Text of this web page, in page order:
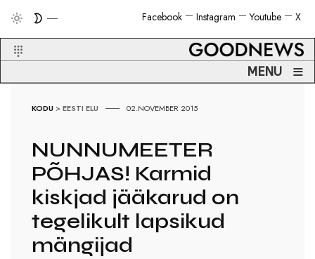
X
Youtube
Instagram
Facebook
MENU ≡
KODU >EESTI ELU 02.NOVEMBER 2015
NUNNUMEETER
PÕHJAS! Karmid
kiskjad jääkarud on
tegelikult lapsikud
mängijad